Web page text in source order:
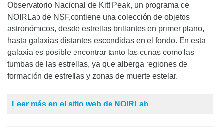
Observatorio Nacional de Kitt Peak, un programa de
NOIRLab de NSF,contiene una colección de objetos
astronómicos, desde estrellas brillantes en primer plano,
hasta galaxias distantes escondidas en el fondo. En esta
galaxia es posible encontrar tanto las cunas como las
tumbas de las estrellas, ya que alberga regiones de
formación de estrellas y zonas de muerte estelar.
Leer más en el sitio web de NOIRLab